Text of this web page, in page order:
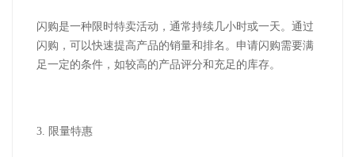
闪购是一种限时特卖活动，通常持续几小时或一天。通过
闪购，可以快速提高产品的销量和排名。申请闪购需要满
足一定的条件，如较高的产品评分和充足的库存。
3. 限量特惠